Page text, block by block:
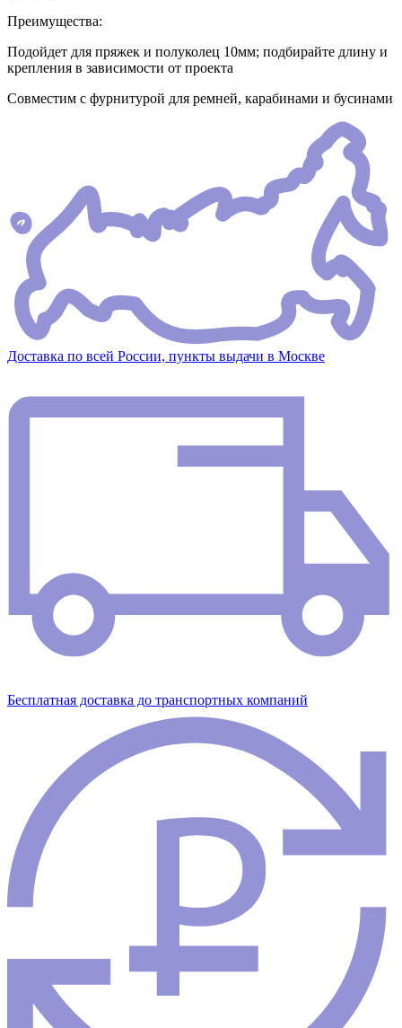
Преимущества:
Подойдет для пряжек и полуколец 10мм; подбирайте длину и
крепления в зависимости от проекта
Совместим с фурнитурой для ремней, карабинами и бусинами
Доставка по всей России, пункты выдачи в Москве
Бесплатная доставка до транспортных компаний